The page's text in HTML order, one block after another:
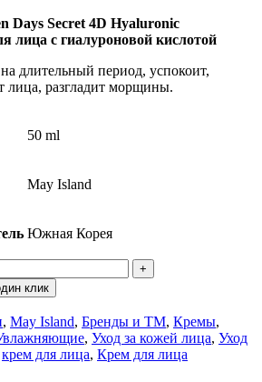
Days Secret 4D Hyaluronic
лица с гиалуроновой кислотой
длительный период, успокоит,
лица, разгладит морщины.
50 ml
May Island
Южная Корея
клик
, May Island, Бренды и ТМ, Кремы,
, Уход за кожей лица, Уход
крем для лица, Крем для лица